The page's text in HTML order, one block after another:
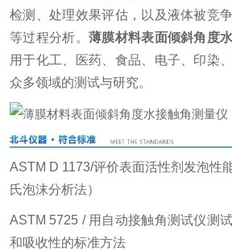
检测、处理效果评估，以及液体被竞
等过程分析。 薄膜材料表面倾斜角度
用于化工、医药、食品、电子、印染
众多领域的测试与研究。
ASTM D 1173/评价表面活性剂发泡性
氏泡沫分析法）
ASTM 5725 / 用自动接触角测试仪测
和吸收性的标准方法